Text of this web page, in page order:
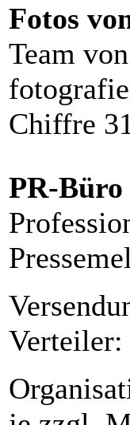
Fotos
Team
Chiffre
PR-
Verteiler: